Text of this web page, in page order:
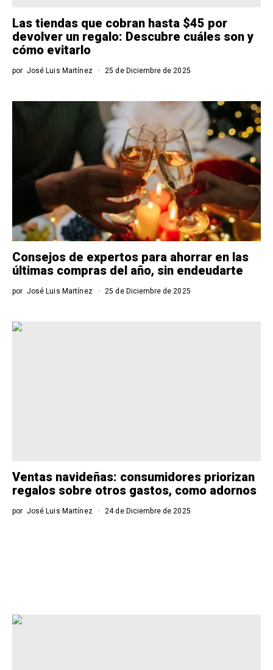
Las tiendas que cobran hasta $45 por
devolver un regalo: Descubre cuáles son y
cómo evitarlo
por José Luis Martínez 25 de Diciembre de 2025
Consejos de expertos para ahorrar en las
últimas compras del año, sin endeudarte
por José Luis Martínez 25 de Diciembre de 2025
Ventas navideñas: consumidores priorizan
regalos sobre otros gastos, como adornos
por José Luis Martínez 24 de Diciembre de 2025